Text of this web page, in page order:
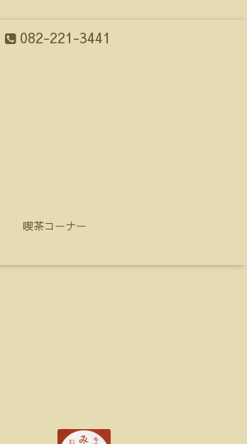
082-221-3441
喫茶コーナー